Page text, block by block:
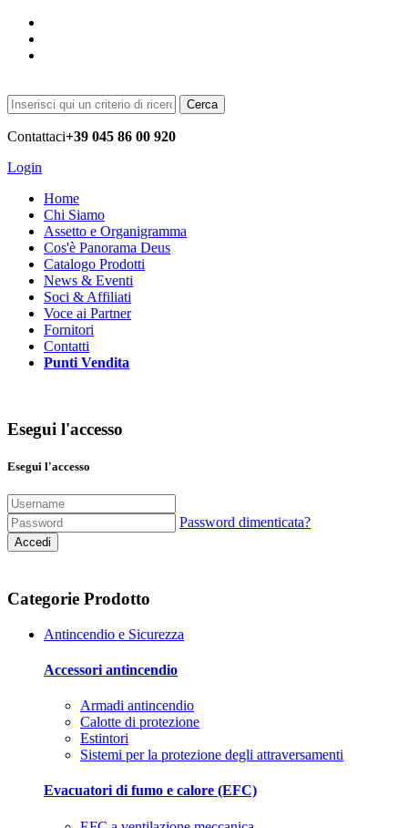
Cerca
Contattaci+39 045 86 00 920
Login
Home
Chi Siamo
Assetto e Organigramma
Cos'è Panorama Deus
Catalogo Prodotti
News & Eventi
Soci & Affiliati
Voce ai Partner
Fornitori
Contatti
Punti Vendita
Esegui l'accesso
Esegui l'accesso
Password dimenticata?
Accedi
Categorie Prodotto
Antincendio e Sicurezza
Accessori antincendio
Armadi antincendio
Calotte di protezione
Estintori
Sistemi per la protezione degli attraversamenti
Evacuatori di fumo e calore (EFC)